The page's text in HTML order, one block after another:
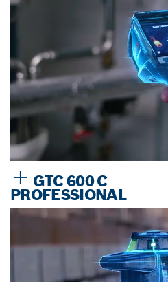
GTC 600 C
PROFESSIONAL